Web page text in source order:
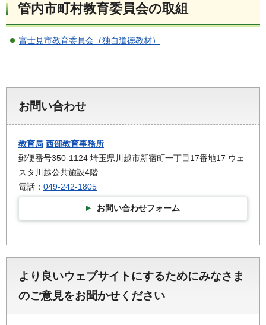
管内市町村教育委員会の取組
富士見市教育委員会（独自道徳教材）
お問い合わせ
教育局 西部教育事務所
郵便番号350-1124 埼玉県川越市新宿町一丁目17番地17 ウェ
スタ川越公共施設4階
電話： 049-242-1805
お問い合わせフォーム
より良いウェブサイトにするためにみなさま
のご意見をお聞かせください